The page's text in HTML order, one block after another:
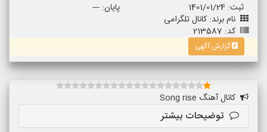
ثبت: 1401/01/24
پایان: ---
نام برند: کانال تلگرامی
کد: 213587
گزارش آگهی
کانال آهنگ Song rise
توضیحات بیشتر